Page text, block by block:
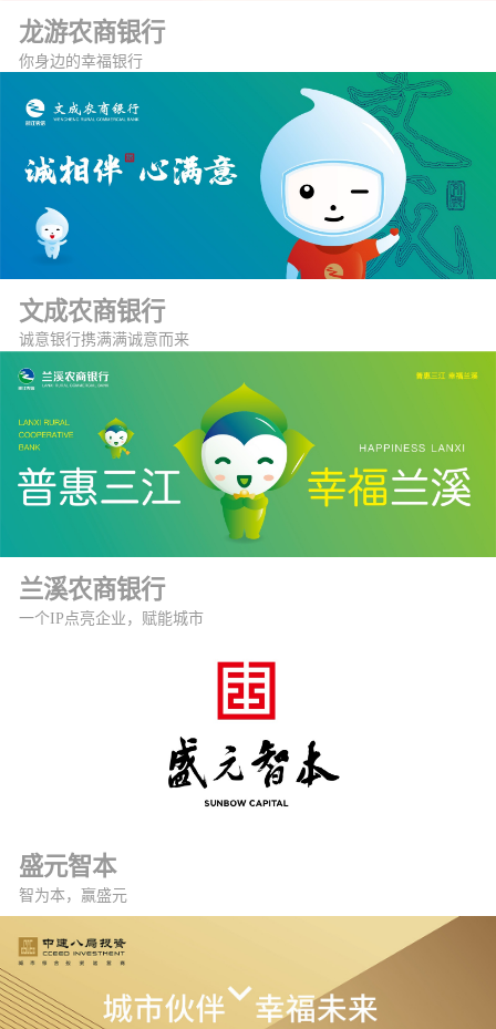
龙游农商银行
你身边的幸福银行
文成农商银行
诚意银行携满满诚意而来
兰溪农商银行
一个IP点亮企业，赋能城市
盛元智本
智为本，赢盛元